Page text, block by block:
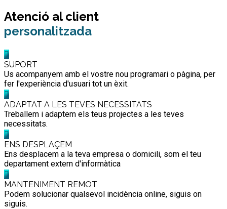
Atenció al client
personalitzada
SUPORT
Us acompanyem amb el vostre nou programari o pàgina, per
fer l'experiència d'usuari tot un èxit.
ADAPTAT A LES TEVES NECESSITATS
Treballem i adaptem els teus projectes a les teves
necessitats.
ENS DESPLAÇEM
Ens desplacem a la teva empresa o domicili, som el teu
departament extern d'informàtica
MANTENIMENT REMOT
Podem solucionar qualsevol incidència online, siguis on
siguis.